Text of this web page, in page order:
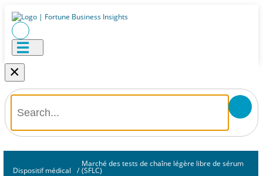
×
Dispositif médical /
Marché des tests de chaîne légère libre de sérum
(SFLC)